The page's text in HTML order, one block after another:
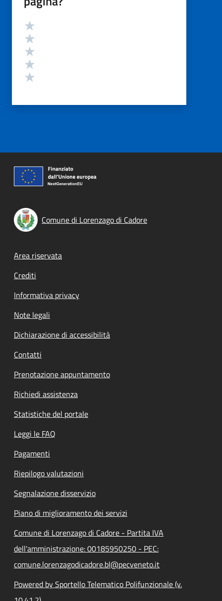
Valutazione
Comune di Lorenzago di Cadore
Footer menu
Area riservata
Crediti
Informativa privacy
Note legali
Dichiarazione di accessibilità
Contatti
Prenotazione appuntamento
Richiedi assistenza
Statistiche del portale
Leggi le FAQ
Pagamenti
Riepilogo valutazioni
Segnalazione disservizio
Piano di miglioramento dei servizi
Comune di Lorenzago di Cadore - Partita IVA
dell'amministrazione: 00185950250 - PEC:
comune.lorenzagodicadore.bl@pecveneto.it
Powered by Sportello Telematico Polifunzionale (v.